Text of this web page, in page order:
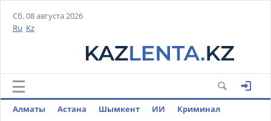
Сб, 08 августа 2026
Ru Kz
Алматы Астана Шымкент ИИ
Криминал